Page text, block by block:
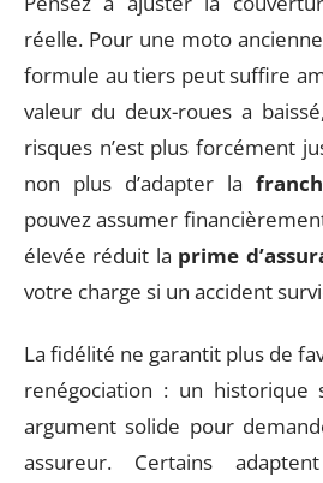
réelle. Pour une moto
formule au tiers peut suffire
valeur du deux-roues a
risques n’est plus forcément
non plus d’adapter la
pouvez assumer
élevée réduit la prime
votre charge si un accident
La fidélité ne garantit plus de
renégociation : un historique
argument solide pour
assureur. Certains